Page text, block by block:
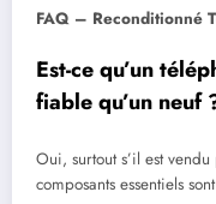
FAQ – Reconditionné
Est-ce qu’un
fiable qu’un neuf
Oui, surtout s’il est
composants essentiels